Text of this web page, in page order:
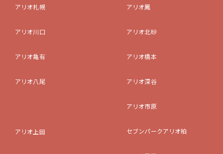
アリオ札幌
アリオ川口
アリオ亀有
アリオ八尾
アリオ上田
アリオ鳳
アリオ北砂
アリオ橋本
アリオ深谷
アリオ市原
セブンパークアリオ柏